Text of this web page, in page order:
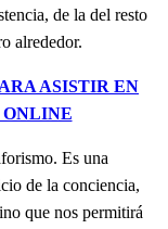
de la del resto
alrededor.
ASISTIR EN
Es una
de la conciencia,
que nos permitirá